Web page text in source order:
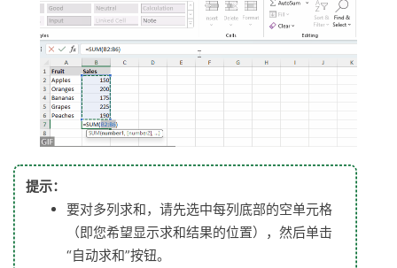
提示：
要对多列求和，请先选中每列底部的空单元格
（即您希望显示求和结果的位置），然后单击
“自动求和”按钮。